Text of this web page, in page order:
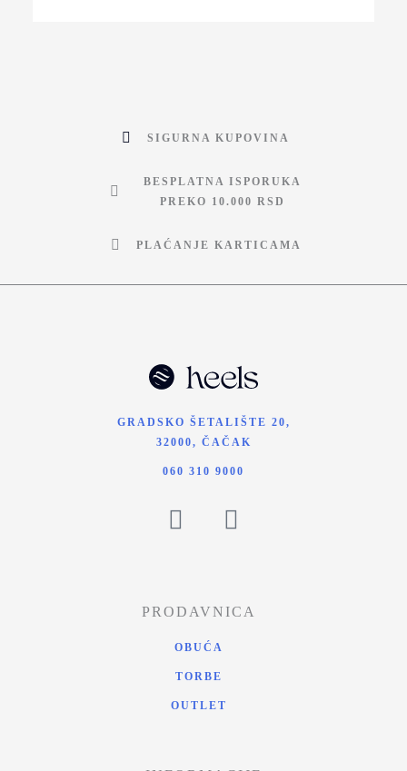
SIGURNA KUPOVINA
BESPLATNA ISPORUKA
PREKO 10.000 RSD
PLAĆANJE KARTICAMA
GRADSKO ŠETALIŠTE 20,
32000, ČAČAK
060 310 9000
PRODAVNICA
OBUĆA
TORBE
OUTLET